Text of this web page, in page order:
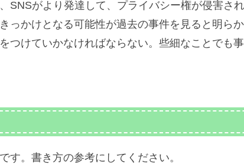
SNSがより発達して、プライバシー権が侵害さ
っかけとなる可能性が過去の事件を見ると明ら
つけていかなければならない。些細なことでも
す。書き方の参考にしてください。